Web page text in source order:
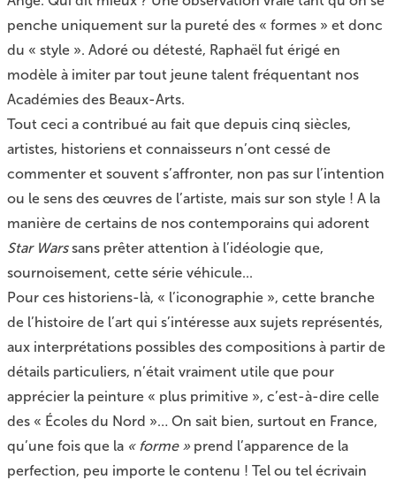
penche uniquement sur la pureté des « formes » et donc
du « style ». Adoré ou détesté, Raphaël fut érigé en
modèle à imiter par tout jeune talent fréquentant nos
Académies des Beaux-Arts.
Tout ceci a contribué au fait que depuis cinq siècles,
artistes, historiens et connaisseurs n’ont cessé de
commenter et souvent s’affronter, non pas sur l’intention
ou le sens des œuvres de l’artiste, mais sur son style ! A la
manière de certains de nos contemporains qui adorent
Star Warssans prêter attention à l’idéologie que,
sournoisement, cette série véhicule...
Pour ces historiens-là, « l’iconographie », cette branche
de l’histoire de l’art qui s’intéresse aux sujets représentés,
aux interprétations possibles des compositions à partir de
détails particuliers, n’était vraiment utile que pour
apprécier la peinture « plus primitive », c’est-à-dire celle
des « Écoles du Nord »… On sait bien, surtout en France,
qu’une fois que la « forme »prend l’apparence de la
perfection, peu importe le contenu ! Tel ou tel écrivain